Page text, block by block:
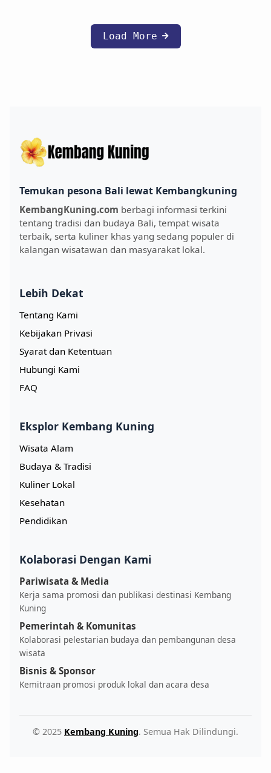
Load More
Temukan pesona Bali lewat Kembangkuning
KembangKuning.com berbagi informasi terkini
tentang tradisi dan budaya Bali, tempat wisata
terbaik, serta kuliner khas yang sedang populer di
kalangan wisatawan dan masyarakat lokal.
Lebih Dekat
Tentang Kami
Kebijakan Privasi
Syarat dan Ketentuan
Hubungi Kami
FAQ
Eksplor Kembang Kuning
Wisata Alam
Budaya & Tradisi
Kuliner Lokal
Kesehatan
Pendidikan
Kolaborasi Dengan Kami
Pariwisata & Media
Kerja sama promosi dan publikasi destinasi Kembang
Kuning
Pemerintah & Komunitas
Kolaborasi pelestarian budaya dan pembangunan desa
wisata
Bisnis & Sponsor
Kemitraan promosi produk lokal dan acara desa
© 2025 Kembang Kuning. Semua Hak Dilindungi.